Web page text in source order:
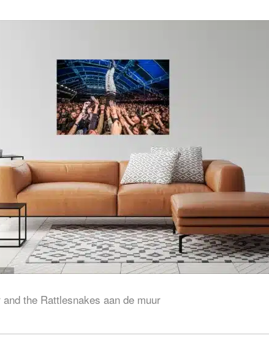
the Rattlesnakes aan de muur